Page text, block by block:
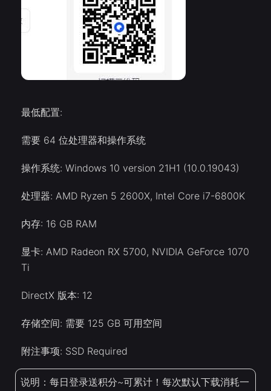
最低配置:
需要 64 位处理器和操作系统
操作系统: Windows 10 version 21H1 (10.0.19043)
处理器: AMD Ryzen 5 2600X, Intel Core i7-6800K
内存: 16 GB RAM
显卡: AMD Radeon RX 5700, NVIDIA GeForce 1070
Ti
DirectX 版本: 12
存储空间: 需要 125 GB 可用空间
附注事项: SSD Required
说明：每日登录送积分~可累计！每次默认下载消耗一